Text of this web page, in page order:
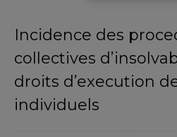
Incidence des
collectives
droits d’execution
individuels